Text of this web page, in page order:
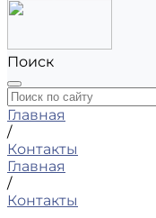
Поиск
Главная
/
Контакты
Главная
/
Контакты